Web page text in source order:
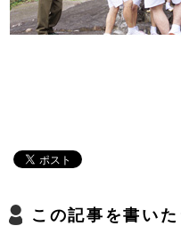
この記事を書い